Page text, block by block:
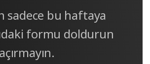
sadece bu haftaya
formu doldurun